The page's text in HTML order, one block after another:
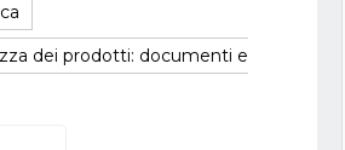
dei prodotti: documenti e